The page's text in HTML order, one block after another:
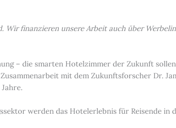
finanzieren unsere Arbeit auch über
– die smarten Hotelzimmer der Zukunft
mit dem Zukunftsforscher Dr.
werden das Hotelerlebnis für Reisende in